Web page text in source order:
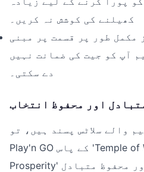
کھیلنے کی کوشش نہ کریں۔
مکمل طور پر قسمت پر مبنی
آپ کو جیت کی ضمانت نہیں
دے سکتی۔
اور محفوظ انتخاب
والے سلاٹس پسند ہیں، تو
Play'n GO کے پاس 'Temple of Wealth' یا 'Temple of
Prosperity' جیسے تصدیق شدہ اور محفوظ متبادل